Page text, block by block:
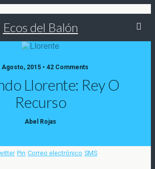
Ecos del Balón
Agosto, 2015 • 42 Comments
Llorente: Rey O
Recurso
Abel Rojas
Pin Correo electrónico SMS